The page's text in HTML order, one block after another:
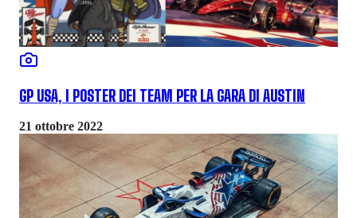
GP USA, I POSTER DEI TEAM PER LA GARA DI AUSTIN
21 ottobre 2022